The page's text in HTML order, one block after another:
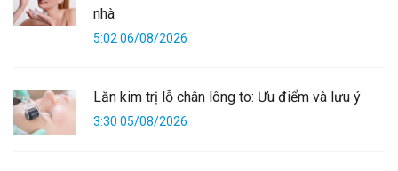
nhà
5:02 06/08/2026
Lăn kim trị lỗ chân lông to: Ưu điểm và lưu ý
3:30 05/08/2026